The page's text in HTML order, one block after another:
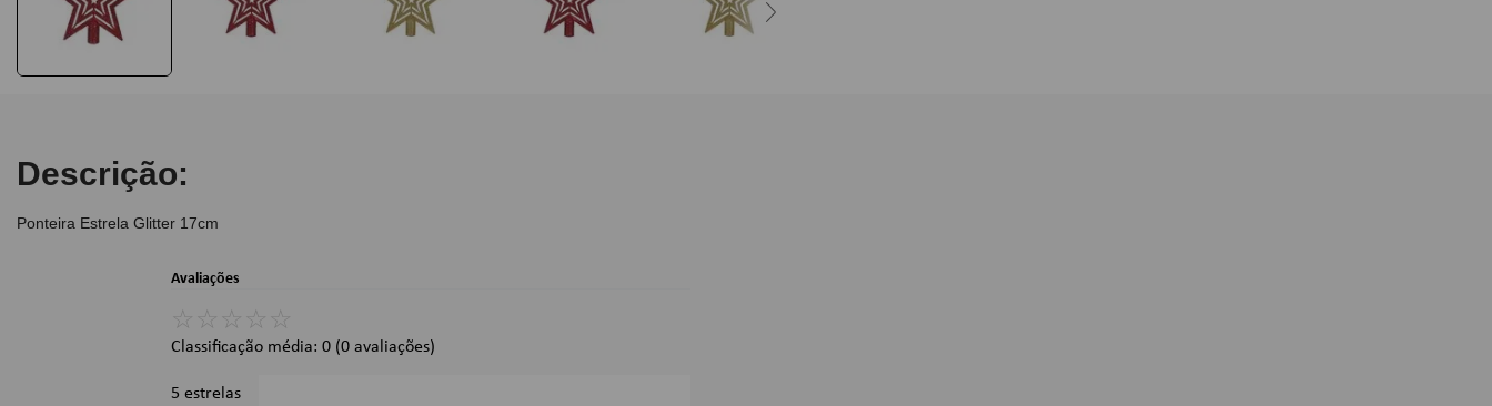
Descrição:
Ponteira Estrela Glitter 17cm
Avaliações
☆ ☆ ☆ ☆ ☆
Classificação média: 0 (0 avaliações)
5 estrelas